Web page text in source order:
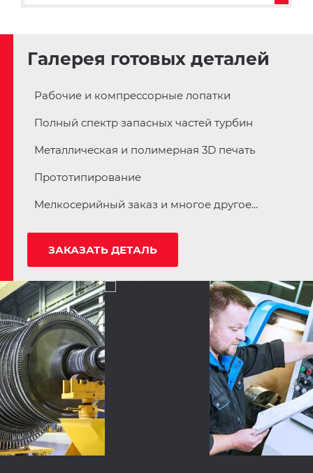
Галерея готовых деталей
Рабочие и компрессорные лопатки
Полный спектр запасных частей турбин
Металлическая и полимерная 3D печать
Прототипирование
Мелкосерийный заказ и многое другое...
ЗАКАЗАТЬ ДЕТАЛЬ